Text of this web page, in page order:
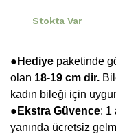
Stokta Var
●Hediye paketinde
olan 18-19 cm dir.
kadın bileği için
● Ekstra Güvence: 1
yanında ücretsiz